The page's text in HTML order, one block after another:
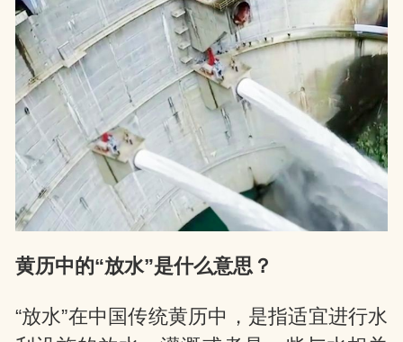
网
黄历中的“放水”是什么意思？
“放水”在中国传统黄历中，是指适宜进行水